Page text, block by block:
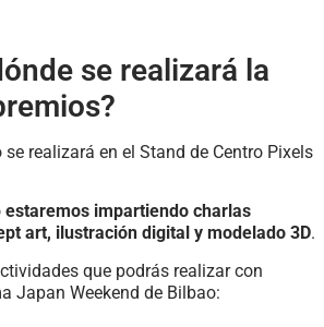
se realizará la
realizará en el Stand de Centro Pixels
estaremos impartiendo charlas
art, ilustración digital y modelado 3D.
que podrás realizar con
Japan Weekend de Bilbao: